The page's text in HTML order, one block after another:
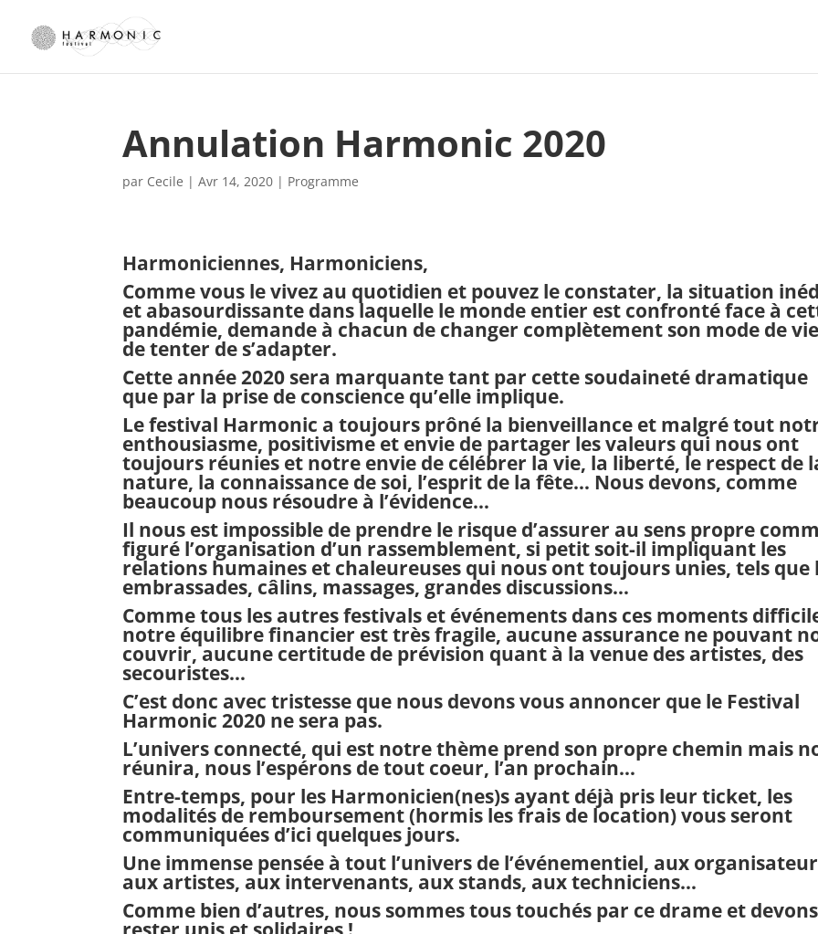
Annulation Harmonic 2020
par Cecile |Avr 14, 2020 | Programme
Harmoniciennes, Harmoniciens,
Comme vous le vivez au quotidien et pouvez le constater, la situation
et abasourdissante dans laquelle le monde entier est confronté face à
pandémie, demande à chacun de changer complètement son mode de
de tenter de s’adapter.
Cette année 2020 sera marquante tant par cette soudaineté dramatique
que par la prise de conscience qu’elle implique.
Le festival Harmonic a toujours prôné la bienveillance et malgré tout
enthousiasme, positivisme et envie de partager les valeurs qui nous ont
toujours réunies et notre envie de célébrer la vie, la liberté, le respect de
nature, la connaissance de soi, l’esprit de la fête… Nous devons, comme
beaucoup nous résoudre à l’évidence…
Il nous est impossible de prendre le risque d’assurer au sens propre
figuré l’organisation d’un rassemblement, si petit soit-il impliquant les
relations humaines et chaleureuses qui nous ont toujours unies, tels que
embrassades, câlins, massages, grandes discussions…
Comme tous les autres festivals et événements dans ces moments
notre équilibre financier est très fragile, aucune assurance ne pouvant
couvrir, aucune certitude de prévision quant à la venue des artistes, des
secouristes…
C’est donc avec tristesse que nous devons vous annoncer que le Festival
Harmonic 2020 ne sera pas.
L’univers connecté, qui est notre thème prend son propre chemin mais
réunira, nous l’espérons de tout coeur, l’an prochain…
Entre-temps, pour les Harmonicien(nes)s ayant déjà pris leur ticket, les
modalités de remboursement (hormis les frais de location) vous seront
communiquées d’ici quelques jours.
Une immense pensée à tout l’univers de l’événementiel, aux
aux artistes, aux intervenants, aux stands, aux techniciens…
Comme bien d’autres, nous sommes tous touchés par ce drame et devons